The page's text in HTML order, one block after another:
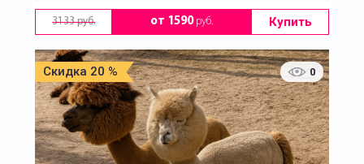
3133 руб. от 1590руб. Купить
Скидка 20 % 0